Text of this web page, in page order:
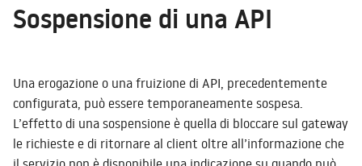
Sospensione di una API
Una erogazione o una fruizione di API, precedentemente
configurata, può essere temporaneamente sospesa.
L’effetto di una sospensione è quella di bloccare sul gateway
le richieste e di ritornare al client oltre all’informazione che